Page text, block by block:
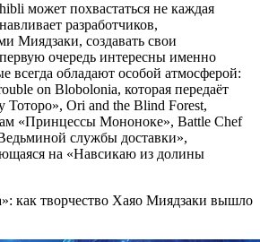
может похвастаться не каждая
разработчиков,
Миядзаки, создавать свои
очередь интересны именно
всегда обладают особой атмосферой:
on Blobolonia, которая передаёт
Тоторо», Ori and the Blind Forest,
«Принцессы Мононоке», Battle Chef
службы доставки»,
на «Навсикаю из долины